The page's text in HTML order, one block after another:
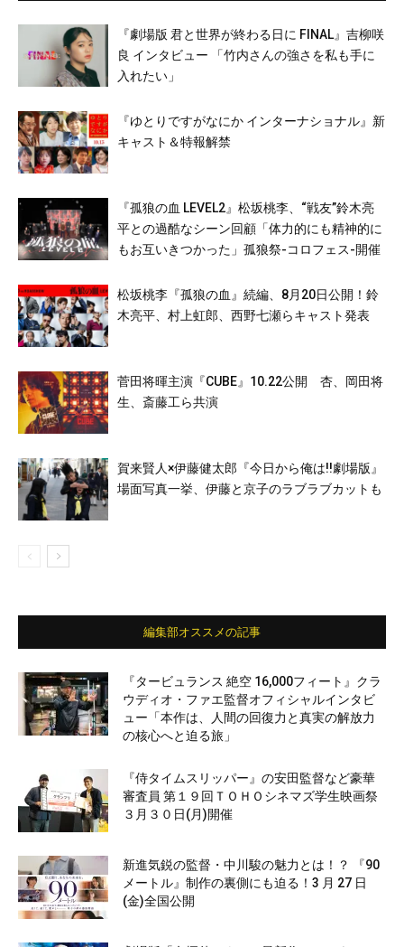
『劇場版 君と世界が終わる日に FINAL』吉柳咲
良 インタビュー 「竹内さんの強さを私も手に
入れたい」
『ゆとりですがなにか インターナショナル』新
キャスト＆特報解禁
『孤狼の血 LEVEL2』松坂桃李、“戦友”鈴木亮
平との過酷なシーン回顧「体力的にも精神的に
もお互いきつかった」孤狼祭-コロフェス-開催
松坂桃李『孤狼の血』続編、8月20日公開！鈴
木亮平、村上虹郎、西野七瀬らキャスト発表
菅田将暉主演『CUBE』10.22公開 杏、岡田将
生、斎藤工ら共演
賀来賢人×伊藤健太郎『今日から俺は!!劇場版』
場面写真一挙、伊藤と京子のラブラブカットも
編集部オススメの記事
『タービュランス 絶空 16,000フィート』クラ
ウディオ・ファエ監督オフィシャルインタビ
ュー「本作は、人間の回復力と真実の解放力
の核心へと迫る旅」
『侍タイムスリッパー』の安田監督など豪華
審査員 第１９回ＴＯＨＯシネマズ学生映画祭
３月３０日(月)開催
新進気鋭の監督・中川駿の魅力とは！？ 『90
メートル』制作の裏側にも迫る！3 月 27 日
(金)全国公開